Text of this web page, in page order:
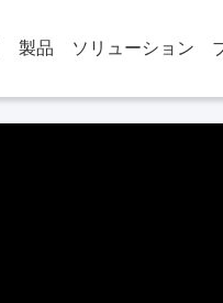
製品 ソリューション